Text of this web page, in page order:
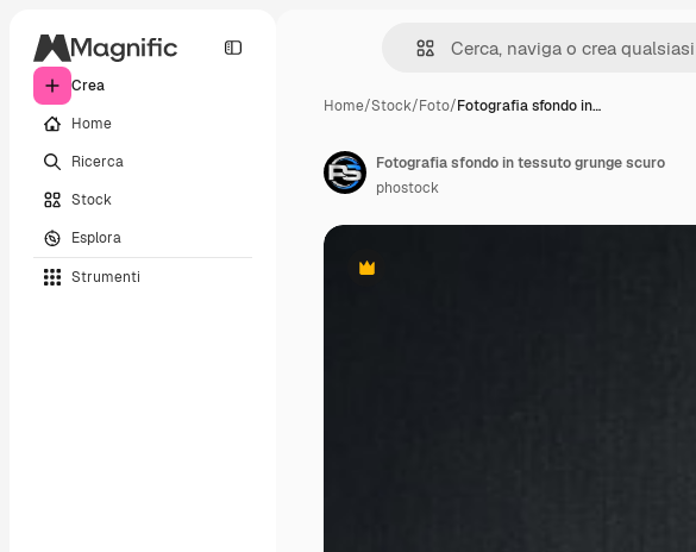
Crea
Home
Ricerca
Stock
Esplora
Strumenti
Home/Stock/Foto/Fotografia sfondo in…
Premium
Fotografia sfondo in tessuto grunge scuro
phostock